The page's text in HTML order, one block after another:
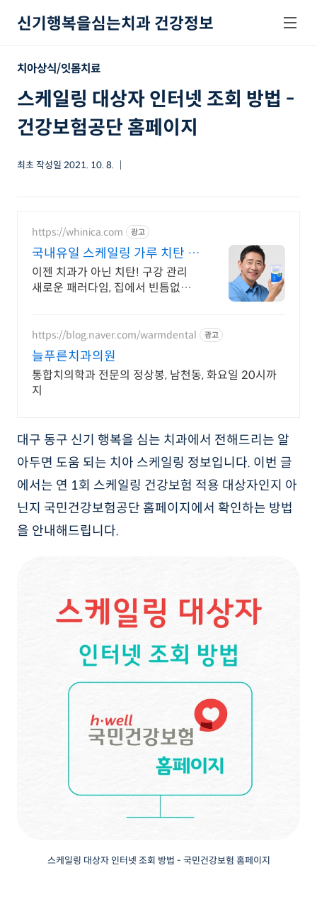
본문 바로가기
신기행복을심는치과 건강정보
치아상식/잇몸치료
스케일링 대상자 인터넷 조회 방법 -
건강보험공단 홈페이지
최초 작성일 2021. 10. 8.
https://whinica.com 광고
국내유일 스케일링 가루 치탄 배
우 전광렬 PICK!
이젠 치과가 아닌 치탄! 구강 관리
새로운 패러다임, 집에서 빈틈없이
없습니다.
https://blog.naver.com/warmdental 광고
늘푸른치과의원
통합치의학과 전문의 정상봉, 남천동, 화요일 20시까
지
대구 동구 신기 행복을 심는 치과에서 전해드리는 알
아두면 도움 되는 치아 스케일링 정보입니다. 이번 글
에서는 연 1회 스케일링 건강보험 적용 대상자인지 아
닌지 국민건강보험공단 홈페이지에서 확인하는 방법
을 안내해드립니다.
스케일링 대상자 인터넷 조회 방법 - 국민건강보험 홈페이지